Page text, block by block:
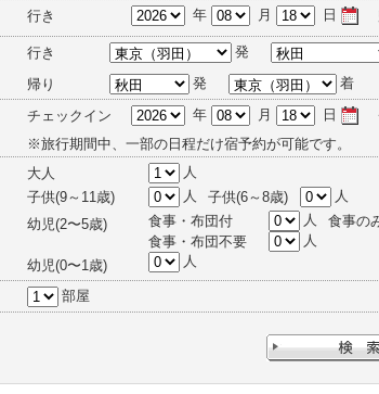
行き 年 月 日
行き 発
帰り
発
着
チェックイン 年 月 日
※旅行期間中、一部の日程だけ宿予約が可能です。
大人
人
子供(9～11歳)
人 子供(6～8歳)
人
幼児(2〜5歳) 食事・布団付 人 食事の
食事・布団不要
人
幼児(0〜1歳) 人
部屋